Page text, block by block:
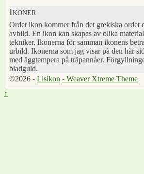
Ikoner
Ordet ikon kommer från det grekiska ordet
avbild. En ikon kan skapas av olika
tekniker. Ikonerna för samman ikonens
urbild. Ikonerna som jag visar på den här
med äggtempera på träpannåer.
bladguld.
©2026 - Lisikon - Weaver Xtreme Theme
↑